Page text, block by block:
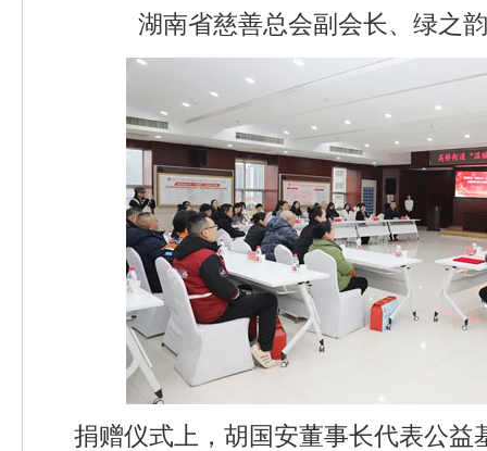
湖南省慈善总会副会长、绿之
捐赠仪式上，胡国安董事长代表公益